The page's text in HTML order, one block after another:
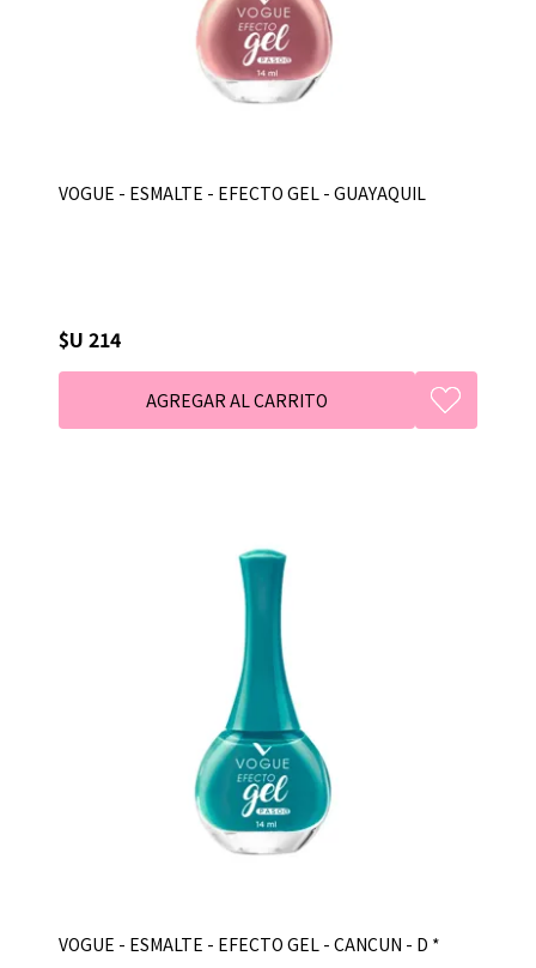
VOGUE - ESMALTE - EFECTO GEL - GUAYAQUIL
$U 214
VOGUE - ESMALTE - EFECTO GEL - CANCUN - D *